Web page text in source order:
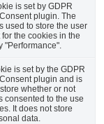
is set by GDPR
plugin. The
used to store the user
the cookies in the
"Performance".
is set by the GDPR
plugin and is
whether or not
consented to the use
It does not store
data.